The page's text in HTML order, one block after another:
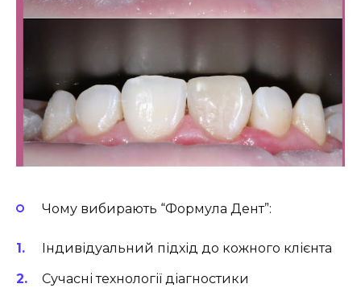
Чому вибирають “Формула Дент”:
Індивідуальний підхід до кожного клієнта
Сучасні технології діагностики